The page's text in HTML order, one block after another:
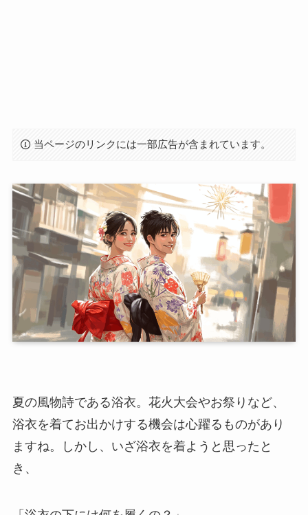
当ページのリンクには一部広告が含まれています。
夏の風物詩である浴衣。花火大会やお祭りなど、
浴衣を着てお出かけする機会は心躍るものがあり
ますね。しかし、いざ浴衣を着ようと思ったと
き、